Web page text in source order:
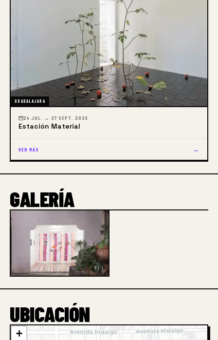
GUADALAJARA
24 JUL. → 27 SEPT. 2026
Estación Material
VER MÁS →
GALERÍA
1 / 1
UBICACIÓN
+